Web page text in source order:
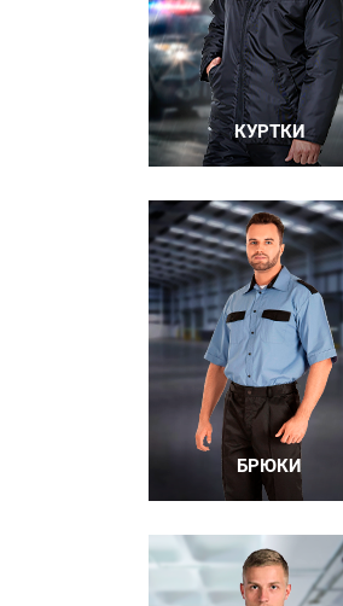
КУРТКИ
БРЮКИ